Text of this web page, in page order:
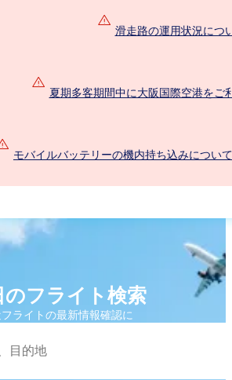
滑走路の運用状況につ
夏期多客期間中に大阪国際空港をご
モバイルバッテリーの機内持ち込みについ
のフライト検索
ライトの最新情報確認に